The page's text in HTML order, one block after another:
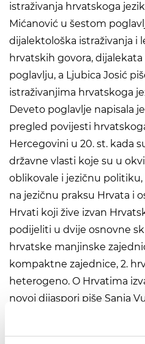
istraživanja hrvatskoga
Mićanović u šestom
dijalektološka istraživanja i
hrvatskih govora,
poglavlju, a Ljubica Josić
istraživanjima hrvatskoga
Deveto poglavlje napisala
pregled povijesti
Hercegovini u 20. st. kada
državne vlasti koje su u
oblikovale i jezičnu politiku,
na jezičnu praksu Hrvata i
Hrvati koji žive izvan
podijeliti u dvije osnovne
hrvatske manjinske
kompaktne zajednice, 2.
heterogeno. O Hrvatima
novoj dijaspori piše Sanja
Utjecaji stranih jezika na